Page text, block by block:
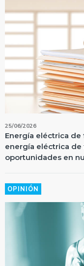
25/06/2026
Energía eléctrica de
energía eléctrica de
oportunidades en
OPINIÓN